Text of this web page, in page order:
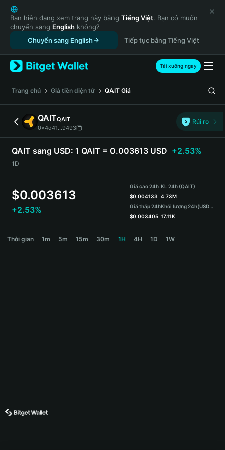
English
日本語
Tiếng Việt
Русский
Español (Latinoamérica)
Türkçe
Français
Deutsch
简体中文
繁體中文
Português (Portugal)
Bahasa Indonesia
ภาษาไทย
हिन्दी
Español
Português (Brasil)
Bạn hiện đang xem trang này bằng Tiếng Việt. Bạn có muốn
chuyển sang English không?
Chuyển sang English
Tiếp tục bằng Tiếng Việt
Tải xuống ngay
‌Trang chủ Giá tiền điện tử QAIT Giá
QAITQAIT
0x4d41...9493
Rủi ro
QAIT sang USD: 1 QAIT = 0.003613 USD +2.53%
1D
$0.003613
+2.53%
Giá cao 24h
$0.004133
Giá thấp 24h
$0.003405
KL 24h (QAIT)
4.73M
Khối lượng 24h(USDT)
17.11K
Thời gian 1m 5m 15m 30m 1H 4H 1D 1W